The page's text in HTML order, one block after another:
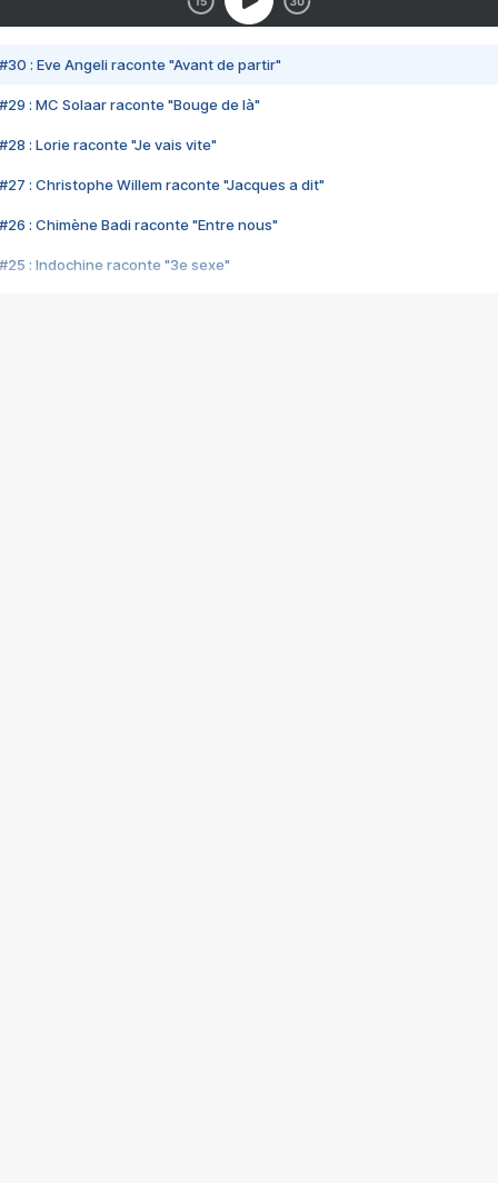
#30 : Eve Angeli raconte "Avant de partir"
#29 : MC Solaar raconte "Bouge de là"
#28 : Lorie raconte "Je vais vite"
#27 : Christophe Willem raconte "Jacques a dit"
#26 : Chimène Badi raconte "Entre nous"
#25 : Indochine raconte "3e sexe"